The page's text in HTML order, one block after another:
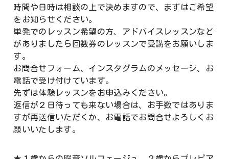
時間や日時は相談の上で決めますので、まずはご希望
をお知らせください。
単発でのレッスン希望の方、アドバイスレッスンなど
がありましたら回数券のレッスンで受講をお願いしま
す。
お問合せフォーム、インスタグラムのメッセージ、お
電話で受け付けています。
先ずは体験レッスンをお申込みください。
返信が２日待っても来ない場合は、お手数ではありま
すが再送信いただくか、お電話でお問合せよろしくお
願いいたします。